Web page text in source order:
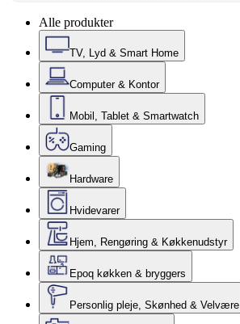
Alle produkter
TV, Lyd & Smart Home
Computer & Kontor
Mobil, Tablet & Smartwatch
Gaming
Hardware
Hvidevarer
Hjem, Rengøring & Køkkenudstyr
Epoq køkken & bryggers
Personlig pleje, Skønhed & Velvære